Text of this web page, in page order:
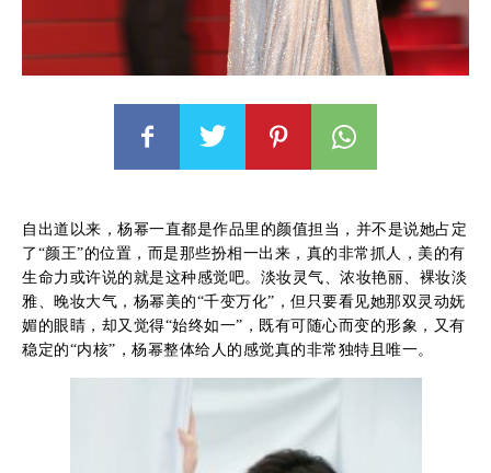
自出道以来，杨幂一直都是作品里的颜值担当，并不是说她占定
了“颜王”的位置，而是那些扮相一出来，真的非常抓人，美的有
生命力或许说的就是这种感觉吧。淡妆灵气、浓妆艳丽、裸妆淡
雅、晚妆大气，杨幂美的“千变万化”，但只要看见她那双灵动妩
媚的眼睛，却又觉得“始终如一”，既有可随心而变的形象，又有
稳定的“内核”，杨幂整体给人的感觉真的非常独特且唯一。